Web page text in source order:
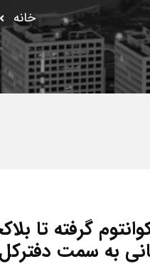
خانه
گرفته تا
به سمت